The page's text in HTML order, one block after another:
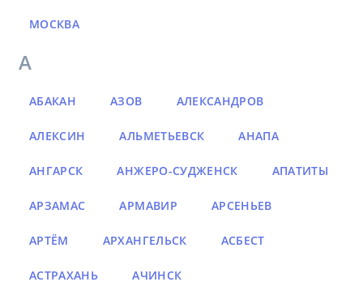
МОСКВА
А
АБАКАН АЗОВ АЛЕКСАНДРОВ
АЛЕКСИН АЛЬМЕТЬЕВСК АНАПА
АНГАРСК АНЖЕРО-СУДЖЕНСК АПАТИТЫ
АРЗАМАС АРМАВИР АРСЕНЬЕВ
АРТЁМ АРХАНГЕЛЬСК АСБЕСТ
АСТРАХАНЬ АЧИНСК